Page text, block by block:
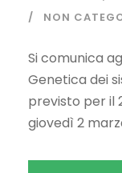
NON
Si comunica
Genetica dei
previsto per il
giovedì 2